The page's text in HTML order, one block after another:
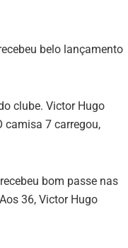
belo lançamento
clube. Victor Hugo
camisa 7 carregou,
bom passe nas
36, Victor Hugo